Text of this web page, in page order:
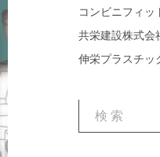
コンビニフィ
共栄建設株式会
伸栄プラスチッ